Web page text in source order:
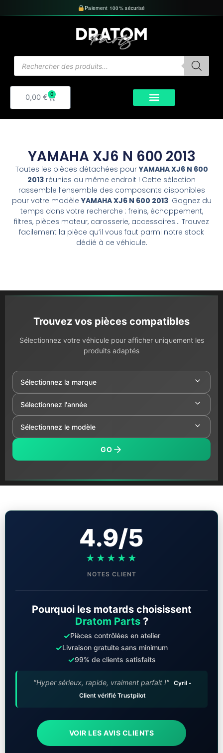
au
Paiement 100% sécurisé
de
0,00 € 0
Panier
YAMAHA XJ6 N 600 2013
Toutes les pièces détachées pourYAMAHA XJ6 N 600
2013 réunies au même endroit ! Cette sélection
rassemble l’ensemble des composants disponibles
pour votre modèleYAMAHA XJ6 N 600 2013. Gagnez du
temps dans votre recherche : freins, échappement,
filtres, pièces moteur, carosserie, accessoires… Trouvez
facilement la pièce qu’il vous faut parmi notre stock
dédié à ce véhicule.
Trouvez vos pièces compatibles
Sélectionnez votre véhicule pour afficher uniquement les
produits adaptés
GO
4.9/5
★★★★★
NOTES CLIENT
Pourquoi les motards choisissent
Dratom Parts?
✓Pièces contrôlées en atelier
✓Livraison gratuite sans minimum
✓99% de clients satisfaits
"Hyper sérieux, rapide, vraiment parfait !" Cyril -
Client vérifié Trustpilot
VOIR LES AVIS CLIENTS